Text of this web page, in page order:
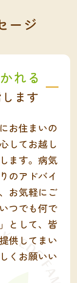
ージ
れる
ます
お住まいの
してお越し
ます。病気
のアドバイ
お気軽にご
つでも何で
として、皆
供してまい
くお願いい